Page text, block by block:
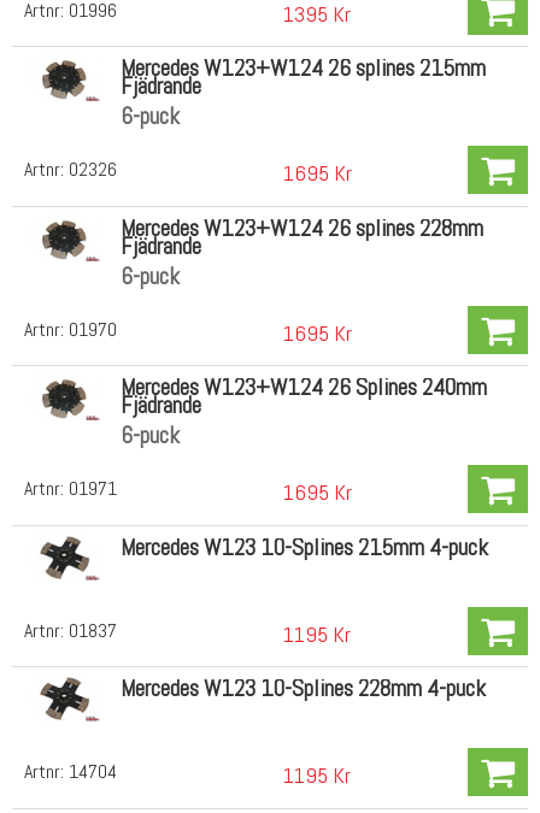
Artnr: 01996 1395 Kr
Artnr: 02326
Mercedes W123+W124 26 splines 215mm
Fjädrande
6-puck
1695 Kr
Artnr: 01970
Mercedes W123+W124 26 splines 228mm
Fjädrande
6-puck
1695 Kr
Artnr: 01971
Mercedes W123+W124 26 Splines 240mm
Fjädrande
6-puck
1695 Kr
Artnr: 01837
Mercedes W123 10-Splines 215mm 4-puck
1195 Kr
Artnr: 14704
Mercedes W123 10-Splines 228mm 4-puck
1195 Kr